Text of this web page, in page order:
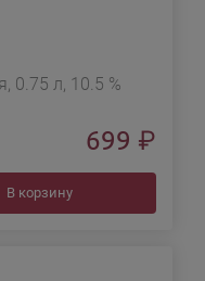
0.75 л, 10.5 %
699 ₽
В корзину